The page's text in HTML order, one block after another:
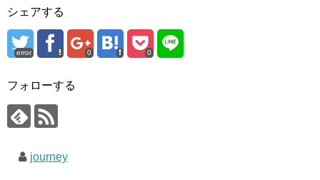
シェアする
error 0 0
フォローする
journey